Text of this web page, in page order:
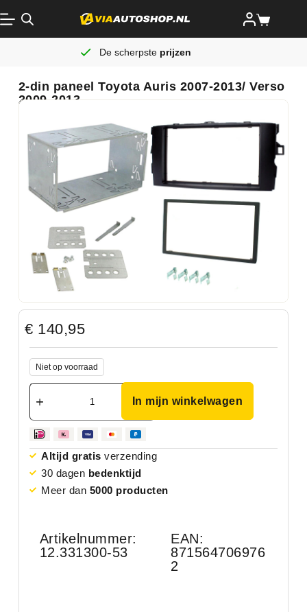
De scherpste prijzen
2-din paneel Toyota Auris 2007-2013/ Verso
2009-2013
€ 140,95
Niet op voorraad
In mijn winkelwagen
Altijd gratis verzending
30 dagen bedenktijd
Meer dan 5000 producten
Artikelnummer:
12.331300-53
EAN:
871564706976
2